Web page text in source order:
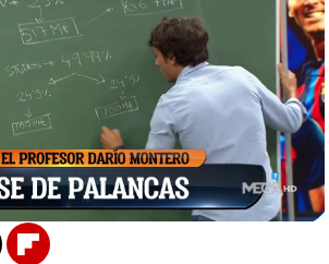
agosto de 2022, 06:00
agosto de 2022, 01:40
Flipboard